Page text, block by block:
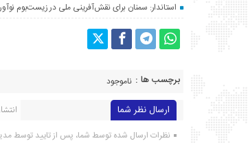
استاندار: سمنان برای نقش‌آفرینی ملی در زیست‌بوم
برچسب ها : ناموجود
ارسال نظر شما
نظرات ارسال شده توسط شما، پس از تایید توسط